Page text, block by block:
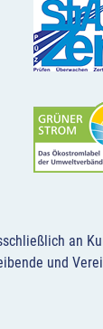
an
und